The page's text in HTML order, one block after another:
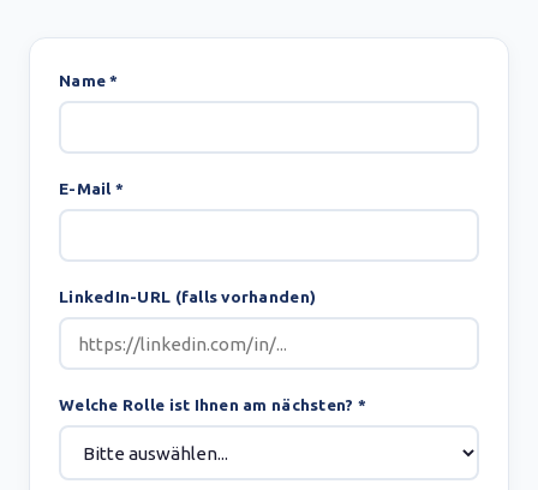
Name *
E-Mail *
LinkedIn-URL (falls vorhanden)
Welche Rolle ist Ihnen am nächsten? *